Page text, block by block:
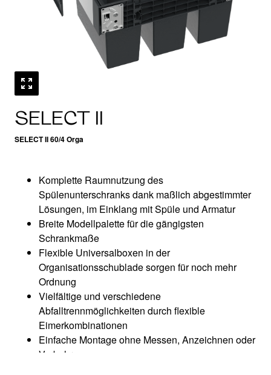
SELECT II
SELECT II 60/4 Orga
0
Komplette Raumnutzung des
Spülenunterschranks dank maßlich abgestimmter
Lösungen, im Einklang mit Spüle und Armatur
Breite Modellpalette für die gängigsten
Schrankmaße
Flexible Universalboxen in der
Organisationsschublade sorgen für noch mehr
Ordnung
Vielfältige und verschiedene
Abfalltrennmöglichkeiten durch flexible
Eimerkombinationen​
Einfache Montage ohne Messen, Anzeichnen oder
Vorbohren​